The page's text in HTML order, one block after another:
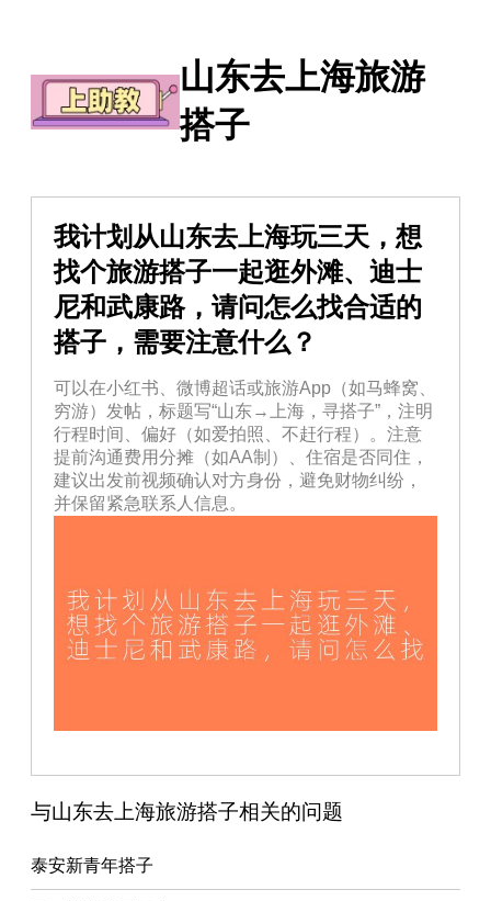
山东去上海旅游
搭子
我计划从山东去上海玩三天，想
找个旅游搭子一起逛外滩、迪士
尼和武康路，请问怎么找合适的
搭子，需要注意什么？
可以在小红书、微博超话或旅游App（如马蜂窝、
穷游）发帖，标题写“山东→上海，寻搭子”，注明
行程时间、偏好（如爱拍照、不赶行程）。注意
提前沟通费用分摊（如AA制）、住宿是否同住，
建议出发前视频确认对方身份，避免财物纠纷，
并保留紧急联系人信息。
与山东去上海旅游搭子相关的问题
泰安新青年搭子